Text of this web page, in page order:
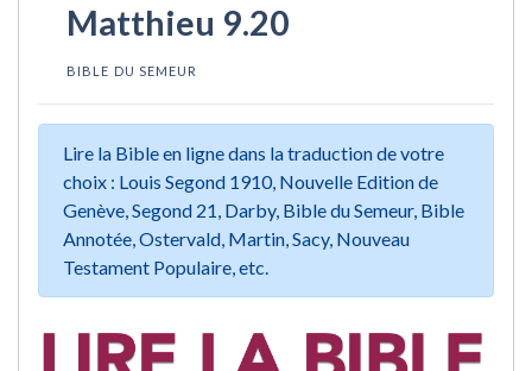
Matthieu 9.20
BIBLE DU SEMEUR
Lire la Bible en ligne dans la traduction de votre
choix : Louis Segond 1910, Nouvelle Edition de
Genève, Segond 21, Darby, Bible du Semeur, Bible
Annotée, Ostervald, Martin, Sacy, Nouveau
Testament Populaire, etc.